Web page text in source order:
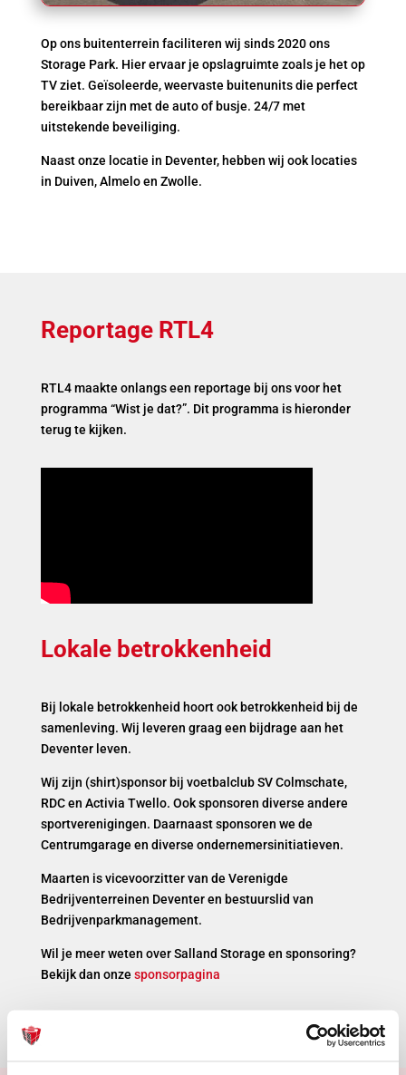
Op ons buitenterrein faciliteren wij sinds 2020 ons
Storage Park. Hier ervaar je opslagruimte zoals je het op
TV ziet. Geïsoleerde, weervaste buitenunits die perfect
bereikbaar zijn met de auto of busje. 24/7 met
uitstekende beveiliging.
Naast onze locatie in Deventer, hebben wij ook locaties
in Duiven, Almelo en Zwolle.
Reportage RTL4
RTL4 maakte onlangs een reportage bij ons voor het
programma “Wist je dat?”. Dit programma is hieronder
terug te kijken.
Lokale betrokkenheid
Bij lokale betrokkenheid hoort ook betrokkenheid bij de
samenleving. Wij leveren graag een bijdrage aan het
Deventer leven.
Wij zijn (shirt)sponsor bij voetbalclub SV Colmschate,
RDC en Activia Twello. Ook sponsoren diverse andere
sportverenigingen. Daarnaast sponsoren we de
Centrumgarage en diverse ondernemersinitiatieven.
Maarten is vicevoorzitter van de Verenigde
Bedrijventerreinen Deventer en bestuurslid van
Bedrijvenparkmanagement.
Wil je meer weten over Salland Storage en sponsoring?
Bekijk dan onze sponsorpagina